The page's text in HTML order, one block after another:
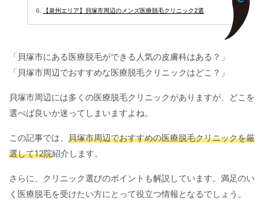
【泉州エリア】貝塚市周辺のメンズ医療脱毛クリニック2選
「貝塚市にある医療脱毛ができる人気の皮膚科はある？」
「貝塚市周辺でおすすめな医療脱毛クリニックはどこ？」
貝塚市周辺には多くの医療脱毛クリニックがありますが、どこを
選べば良いか迷ってしまいますよね。
この記事では、 貝塚市周辺でおすすめの医療脱毛クリニックを厳
選して12院紹介します。
さらに、クリニック選びのポイントも解説しています。満足のい
く医療脱毛を受けたい方にとって役立つ情報となるでしょう。